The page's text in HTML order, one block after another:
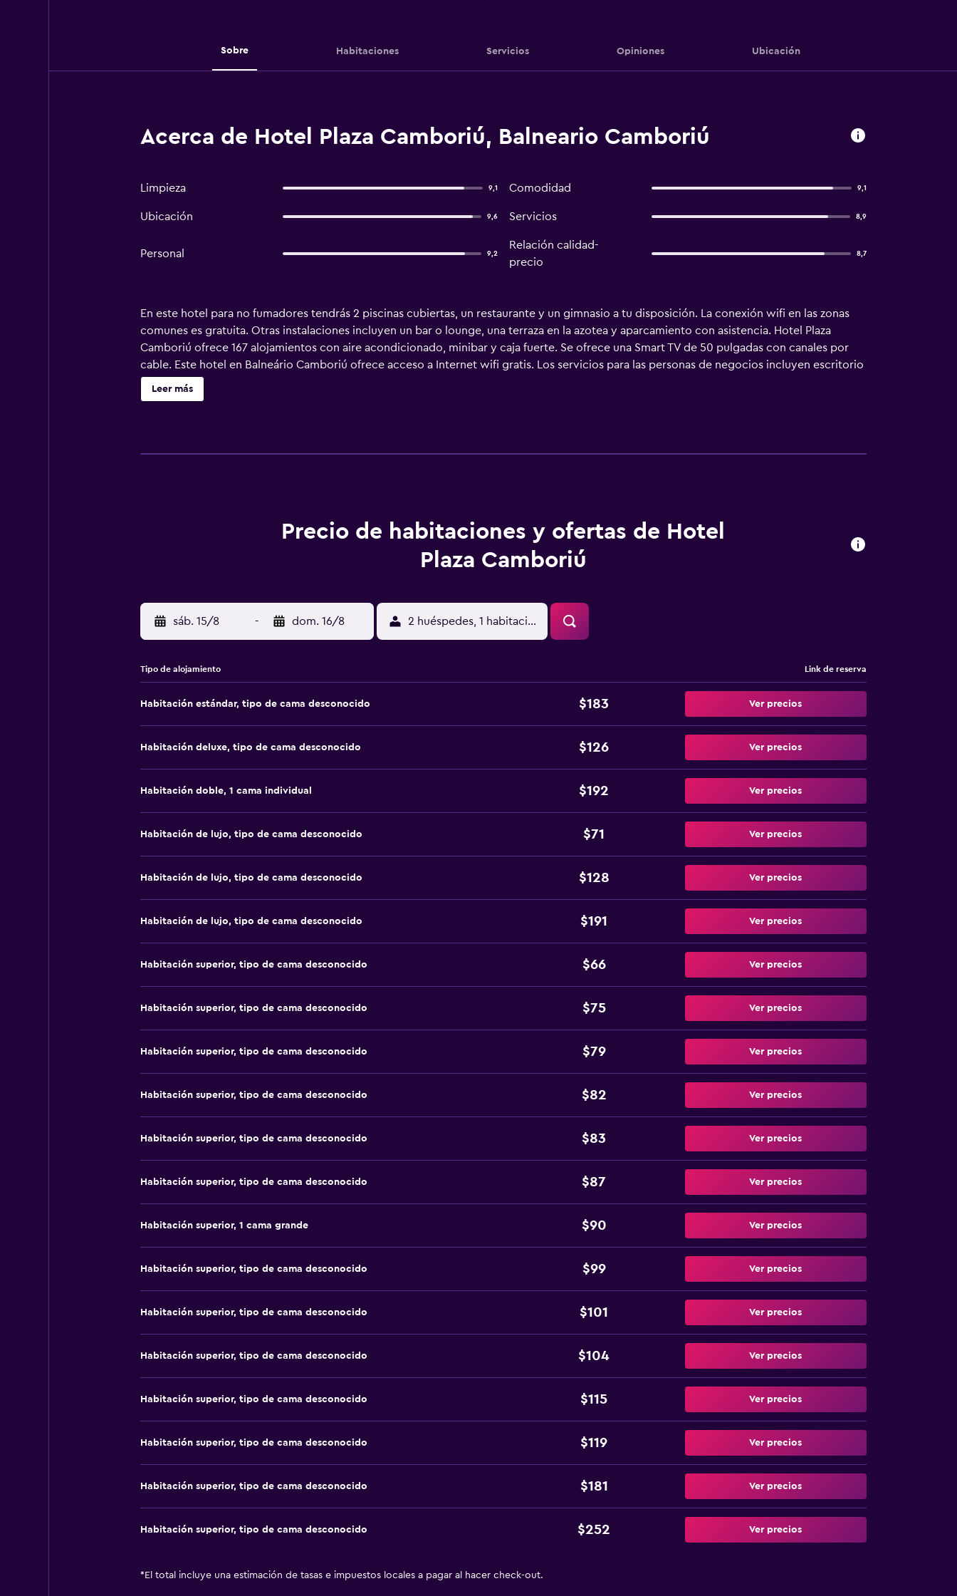
Sobre Habitaciones Servicios Opiniones Ubicación
Acerca de Hotel Plaza Camboriú, Balneario Camboriú
Limpieza 9,1 Comodidad 9,1
Ubicación 9,6 Servicios 8,9
Personal 9,2
Relación calidad-
precio
8,7
En este hotel para no fumadores tendrás 2 piscinas cubiertas, un restaurante y un gimnasio a tu disposición. La conexión wifi en las zonas
comunes es gratuita. Otras instalaciones incluyen un bar o lounge, una terraza en la azotea y aparcamiento con asistencia. Hotel Plaza
Camboriú ofrece 167 alojamientos con aire acondicionado, minibar y caja fuerte. Se ofrece una Smart TV de 50 pulgadas con canales por
cable. Este hotel en Balneário Camboriú ofrece acceso a Internet wifi gratis. Los servicios para las personas de negocios incluyen escritorio
y teléfono. Las habitaciones también incluyen secador de pelo y cortinas opacas. Se ofrece servicio de limpieza todos los días. En el
alojamiento hay 2 piscinas cubiertas además de piscina infantil. Otros servicios de ocio y esparcimiento incluyen gimnasio. No se permite la
Leer más
Precio de habitaciones y ofertas de Hotel
Plaza Camboriú
sáb. 15/8 - dom. 16/8 2 huéspedes, 1 habitación
Tipo de alojamiento Link de reserva
Habitación estándar, tipo de cama desconocido $183 Ver precios
Habitación deluxe, tipo de cama desconocido $126 Ver precios
Habitación doble, 1 cama individual $192 Ver precios
Habitación de lujo, tipo de cama desconocido $71 Ver precios
Habitación de lujo, tipo de cama desconocido $128 Ver precios
Habitación de lujo, tipo de cama desconocido $191 Ver precios
Habitación superior, tipo de cama desconocido $66 Ver precios
Habitación superior, tipo de cama desconocido $75 Ver precios
Habitación superior, tipo de cama desconocido $79 Ver precios
Habitación superior, tipo de cama desconocido $82 Ver precios
Habitación superior, tipo de cama desconocido $83 Ver precios
Habitación superior, tipo de cama desconocido $87 Ver precios
Habitación superior, 1 cama grande $90 Ver precios
Habitación superior, tipo de cama desconocido $99 Ver precios
Habitación superior, tipo de cama desconocido $101 Ver precios
Habitación superior, tipo de cama desconocido $104 Ver precios
Habitación superior, tipo de cama desconocido $115 Ver precios
Habitación superior, tipo de cama desconocido $119 Ver precios
Habitación superior, tipo de cama desconocido $181 Ver precios
Habitación superior, tipo de cama desconocido $252 Ver precios
* El total incluye una estimación de tasas e impuestos locales a pagar al hacer check-out.